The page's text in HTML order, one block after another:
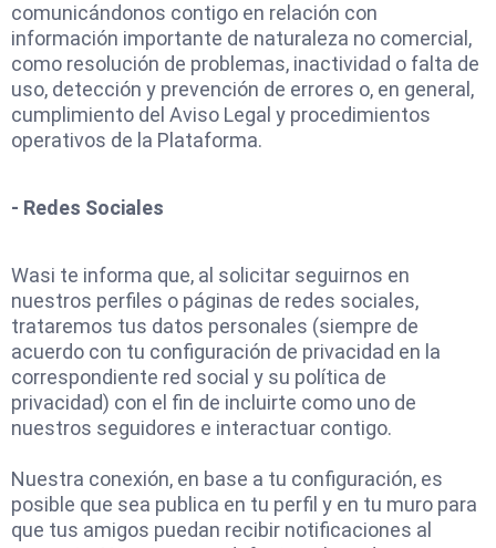
comunicándonos contigo en relación con
información importante de naturaleza no comercial,
como resolución de problemas, inactividad o falta de
uso, detección y prevención de errores o, en general,
cumplimiento del Aviso Legal y procedimientos
operativos de la Plataforma.
- Redes Sociales
Wasi te informa que, al solicitar seguirnos en
nuestros perfiles o páginas de redes sociales,
trataremos tus datos personales (siempre de
acuerdo con tu configuración de privacidad en la
correspondiente red social y su política de
privacidad) con el fin de incluirte como uno de
nuestros seguidores e interactuar contigo.
Nuestra conexión, en base a tu configuración, es
posible que sea publica en tu perfil y en tu muro para
que tus amigos puedan recibir notificaciones al